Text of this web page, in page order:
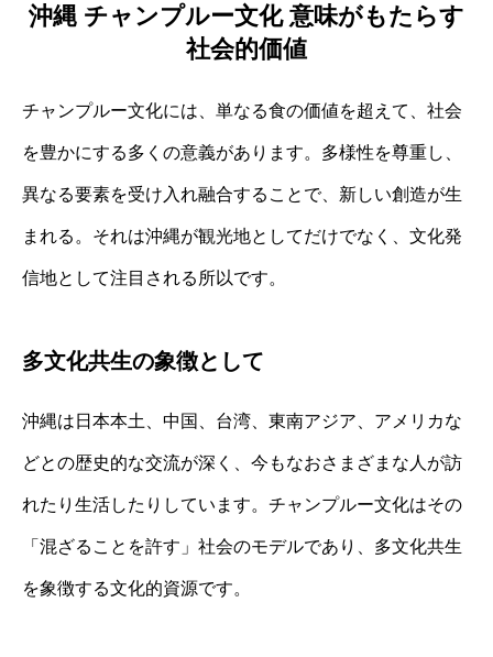
沖縄 チャンプルー文化 意味がもたらす
社会的価値
チャンプルー文化には、単なる食の価値を超えて、社会
を豊かにする多くの意義があります。多様性を尊重し、
異なる要素を受け入れ融合することで、新しい創造が生
まれる。それは沖縄が観光地としてだけでなく、文化発
信地として注目される所以です。
多文化共生の象徴として
沖縄は日本本土、中国、台湾、東南アジア、アメリカな
どとの歴史的な交流が深く、今もなおさまざまな人が訪
れたり生活したりしています。チャンプルー文化はその
「混ざることを許す」社会のモデルであり、多文化共生
を象徴する文化的資源です。